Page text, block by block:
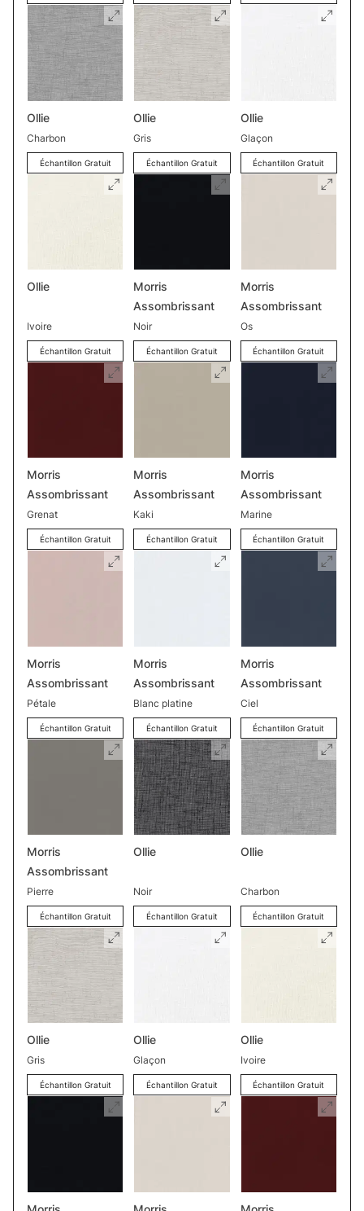
Ollie
Charbon
Échantillon Gratuit
Ollie
Gris
Échantillon Gratuit
Ollie
Glaçon
Échantillon Gratuit
Ollie
Ivoire
Échantillon Gratuit
Morris
Assombrissant
Noir
Échantillon Gratuit
Morris
Assombrissant
Os
Échantillon Gratuit
Morris
Assombrissant
Grenat
Échantillon Gratuit
Morris
Assombrissant
Kaki
Échantillon Gratuit
Morris
Assombrissant
Marine
Échantillon Gratuit
Morris
Assombrissant
Pétale
Échantillon Gratuit
Morris
Assombrissant
Blanc platine
Échantillon Gratuit
Morris
Assombrissant
Ciel
Échantillon Gratuit
Morris
Assombrissant
Pierre
Échantillon Gratuit
Ollie
Noir
Échantillon Gratuit
Ollie
Charbon
Échantillon Gratuit
Ollie
Gris
Échantillon Gratuit
Ollie
Glaçon
Échantillon Gratuit
Ollie
Ivoire
Échantillon Gratuit